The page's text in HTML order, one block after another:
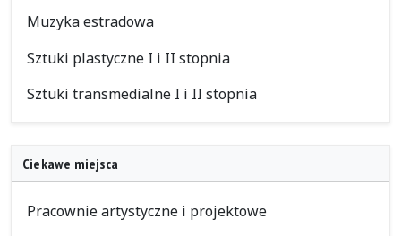
Muzyka estradowa
Sztuki plastyczne I i II stopnia
Sztuki transmedialne I i II stopnia
Ciekawe miejsca
Pracownie artystyczne i projektowe